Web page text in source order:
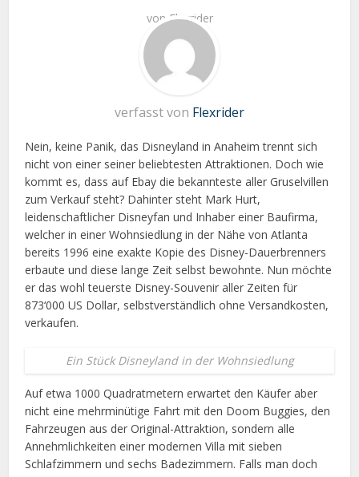
vonFlexrider
verfasst von Flexrider
Nein, keine Panik, das Disneyland in Anaheim trennt sich
nicht von einer seiner beliebtesten Attraktionen. Doch wie
kommt es, dass auf Ebay die bekannteste aller Gruselvillen
zum Verkauf steht? Dahinter steht Mark Hurt,
leidenschaftlicher Disneyfan und Inhaber einer Baufirma,
welcher in einer Wohnsiedlung in der Nähe von Atlanta
bereits 1996 eine exakte Kopie des Disney-Dauerbrenners
erbaute und diese lange Zeit selbst bewohnte. Nun möchte
er das wohl teuerste Disney-Souvenir aller Zeiten für
873‘000 US Dollar, selbstverständlich ohne Versandkosten,
verkaufen.
Ein Stück Disneyland in der Wohnsiedlung
Auf etwa 1000 Quadratmetern erwartet den Käufer aber
nicht eine mehrminütige Fahrt mit den Doom Buggies, den
Fahrzeugen aus der Original-Attraktion, sondern alle
Annehmlichkeiten einer modernen Villa mit sieben
Schlafzimmern und sechs Badezimmern. Falls man doch